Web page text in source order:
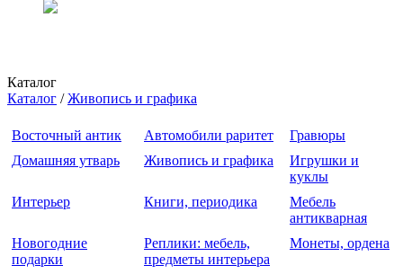
Каталог
Каталог /Живопись и графика
Восточный антик Автомобили раритет
Гравюры
Домашняя утварь
Живопись и графика
Игрушки и
куклы
Интерьер
Книги, периодика
Мебель
антикварная
Новогодние
подарки
Реплики: мебель,
предметы интерьера
Монеты, ордена